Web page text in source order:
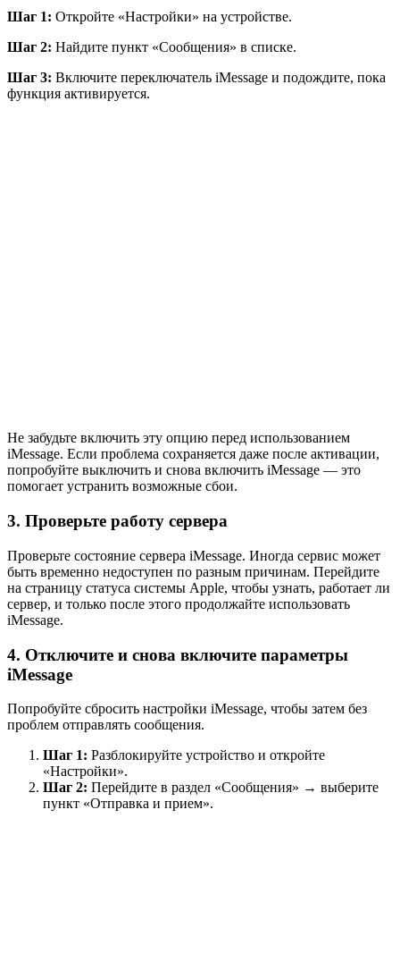
Шаг 1: Откройте «Настройки» на устройстве.
Шаг 2: Найдите пункт «Сообщения» в списке.
Шаг 3: Включите переключатель iMessage и подождите, пока
функция активируется.
Не забудьте включить эту опцию перед использованием
iMessage. Если проблема сохраняется даже после активации,
попробуйте выключить и снова включить iMessage — это
помогает устранить возможные сбои.
3. Проверьте работу сервера
Проверьте состояние сервера iMessage. Иногда сервис может
быть временно недоступен по разным причинам. Перейдите
на страницу статуса системы Apple, чтобы узнать, работает ли
сервер, и только после этого продолжайте использовать
iMessage.
4. Отключите и снова включите параметры
iMessage
Попробуйте сбросить настройки iMessage, чтобы затем без
проблем отправлять сообщения.
Шаг 1: Разблокируйте устройство и откройте
«Настройки».
Шаг 2: Перейдите в раздел «Сообщения» → выберите
пункт «Отправка и прием».